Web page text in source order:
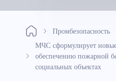
Промбезопасность
МЧС сформулирует
обеспечению пожарной
социальных объектах